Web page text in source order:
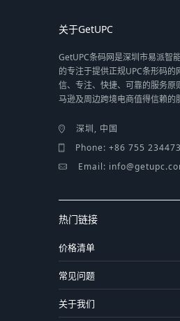
关于GetUPC
GetUPC条码网是深圳市易派智
的专注于提供正规UPC条形码的
信、专注、快捷、可靠的服务原
马逊及周边跨境电商值得信赖的
深圳, 中国
Phone: +86 755
Email:
热门链接
价格清单
常见问题
关于我们